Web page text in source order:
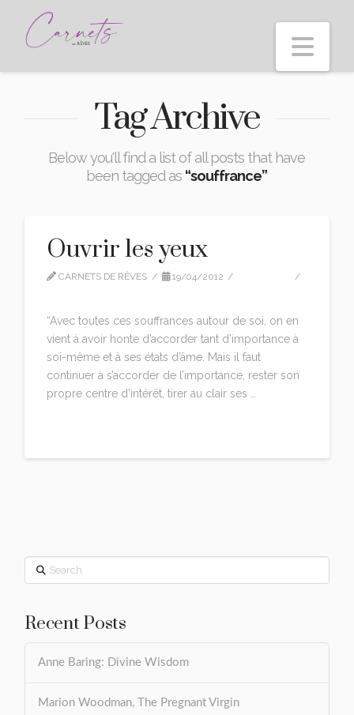
Tag Archive
Below you'll find a list of all posts that have
been tagged as “souffrance”
Ouvrir les yeux
CARNETS DE RÊVES 19/04/2012
“Avec toutes ces souffrances autour de soi, on en
vient à avoir honte d’accorder tant d’importance à
soi-même et à ses états d’âme. Mais il faut
continuer à s’accorder de l’importance, rester son
propre centre d’intérêt, tirer au clair ses …
Search
Recent Posts
Anne Baring: Divine Wisdom
Marion Woodman, The Pregnant Virgin